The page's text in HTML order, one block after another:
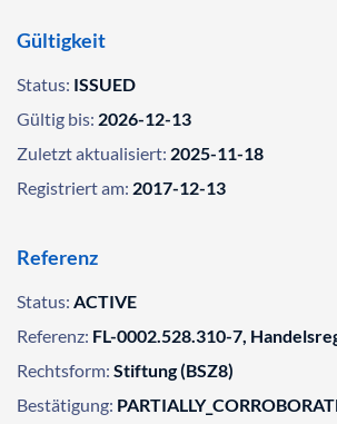
Gültigkeit
Status: ISSUED
Gültig bis: 2026-12-13
Zuletzt aktualisiert: 2025-11-18
Registriert am: 2017-12-13
Referenz
Status: ACTIVE
Referenz: FL-0002.528.310-7,
Rechtsform: Stiftung (BSZ8)
Bestätigung: